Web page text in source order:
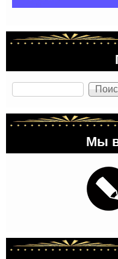
Поиск
Мы